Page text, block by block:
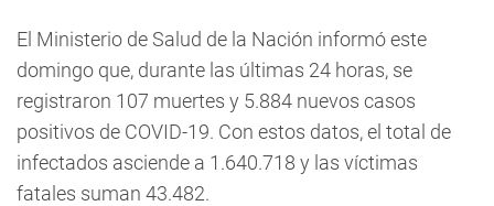
El Ministerio de Salud de la Nación informó este
domingo que, durante las últimas 24 horas, se
registraron 107 muertes y 5.884 nuevos casos
positivos de COVID-19. Con estos datos, el total de
infectados asciende a 1.640.718 y las víctimas
fatales suman 43.482.